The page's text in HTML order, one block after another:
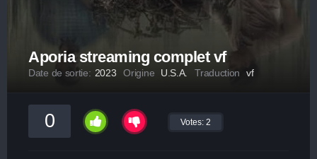
Aporia streaming complet vf
Date de sortie: 2023 Origine U.S.A. Traduction vf
0 Votes: 2